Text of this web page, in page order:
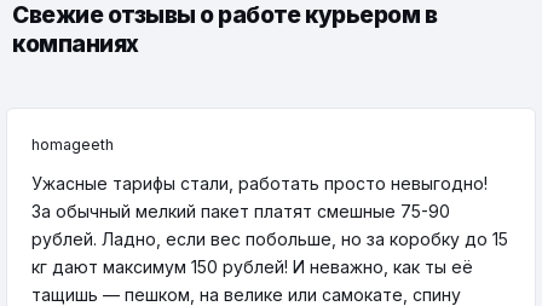
Свежие отзывы о работе курьером в
компаниях
homageeth
Ужасные тарифы стали, работать просто невыгодно!
За обычный мелкий пакет платят смешные 75-90
рублей. Ладно, если вес побольше, но за коробку до 15
кг дают максимум 150 рублей! И неважно, как ты её
тащишь — пешком, на велике или самокате, спину